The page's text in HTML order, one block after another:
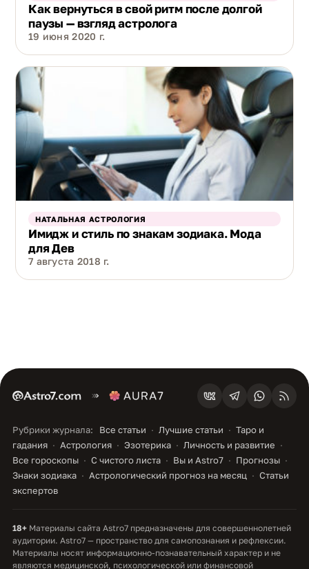
Как вернуться в свой ритм после долгой
паузы — взгляд астролога
19 июня 2020 г.
НАТАЛЬНАЯ АСТРОЛОГИЯ
Имидж и стиль по знакам зодиака. Мода
для Дев
7 августа 2018 г.
Рубрики журнала: Все статьи Лучшие статьи
Таро и
гадания
Астрология Эзотерика
Личность и развитие
Все гороскопы
С чистого листа Вы и Astro7
Прогнозы
Знаки зодиака
Астрологический прогноз на месяц
Статьи
экспертов
18+ Материалы сайта Astro7 предназначены для совершеннолетней
аудитории. Astro7 — пространство для самопознания и рефлексии.
Материалы носят информационно-познавательный характер и не
являются медицинской, психологической или финансовой